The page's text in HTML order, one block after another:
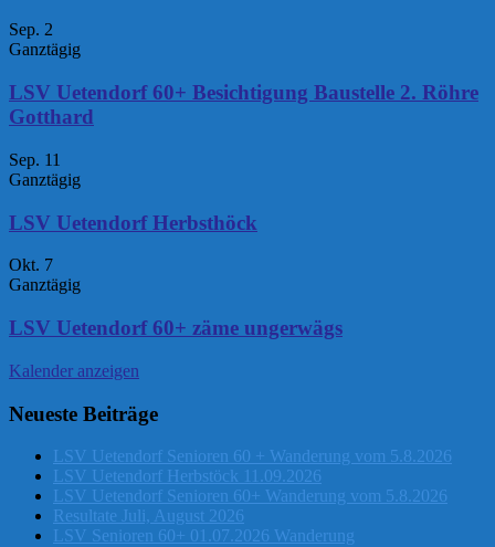
Sep. 2
Ganztägig
LSV Uetendorf 60+ Besichtigung Baustelle 2. Röhre
Gotthard
Sep. 11
Ganztägig
LSV Uetendorf Herbsthöck
Okt. 7
Ganztägig
LSV Uetendorf 60+ zäme ungerwägs
Kalender anzeigen
Neueste Beiträge
LSV Uetendorf Senioren 60 + Wanderung vom 5.8.2026
LSV Uetendorf Herbstöck 11.09.2026
LSV Uetendorf Senioren 60+ Wanderung vom 5.8.2026
Resultate Juli, August 2026
LSV Senioren 60+ 01.07.2026 Wanderung